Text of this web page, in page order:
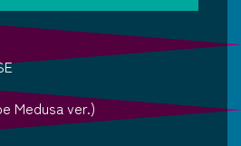
Medusa ver.)